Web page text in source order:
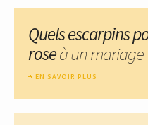
Quels escarpins
roseà un mariage
EN SAVOIR PLUS